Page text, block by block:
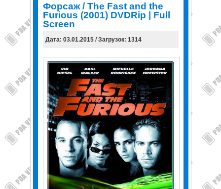
Форсаж / The Fast and the
Furious (2001) DVDRip | Full
Screen
Дата: 03.01.2015 / Загрузок: 1314